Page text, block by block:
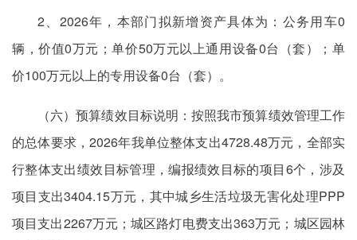
2、2026年，本部门拟新增资产具体为：公务用车0
辆，价值0万元；单价50万元以上通用设备0台（套）；单
价100万元以上的专用设备0台（套）。
（六）预算绩效目标说明：按照我市预算绩效管理工作
的总体要求，2026年我单位整体支出4728.48万元，全部实
行整体支出绩效目标管理，编报绩效目标的项目6个，涉及
项目支出3404.15万元，其中城乡生活垃圾无害化处理PPP
项目支出2267万元；城区路灯电费支出363万元；城区园林